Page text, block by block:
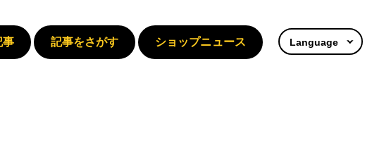
事 記事をさがす ショップニュース Language